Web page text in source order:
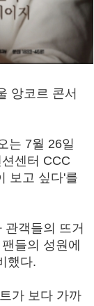
앙코르 콘서
는 7월 26일
센터 CCC
보고 싶다'를
관객들의 뜨거
들의 성원에
했다.
가 보다 가까